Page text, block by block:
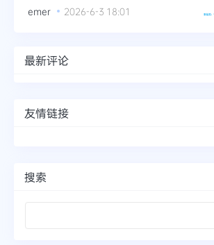
emer 2026-6-3 18:01
最新评论
友情链接
搜索